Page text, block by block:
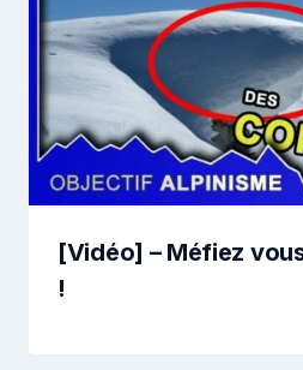
[Vidéo] – Méfiez
!